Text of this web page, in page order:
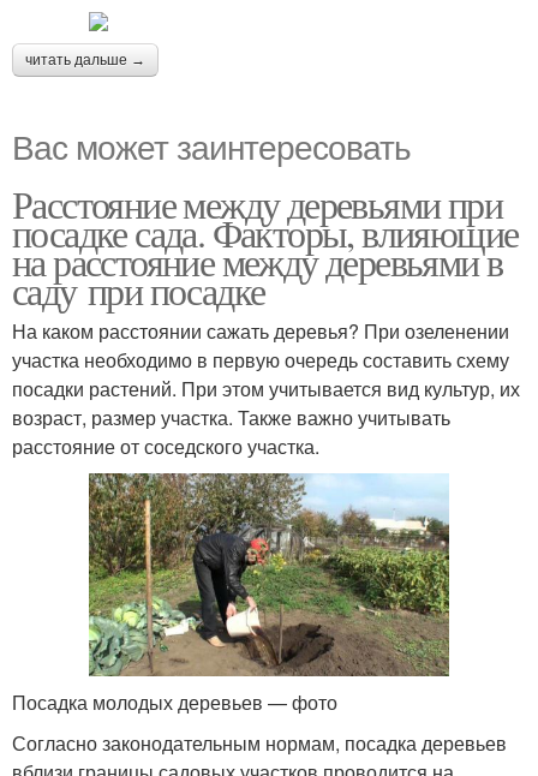
читать дальше →
Вас может заинтересовать
Расстояние между деревьями при
посадке сада. Факторы, влияющие
на расстояние между деревьями в
саду при посадке
На каком расстоянии сажать деревья? При озеленении
участка необходимо в первую очередь составить схему
посадки растений. При этом учитывается вид культур, их
возраст, размер участка. Также важно учитывать
расстояние от соседского участка.
Посадка молодых деревьев — фото
Согласно законодательным нормам, посадка деревьев